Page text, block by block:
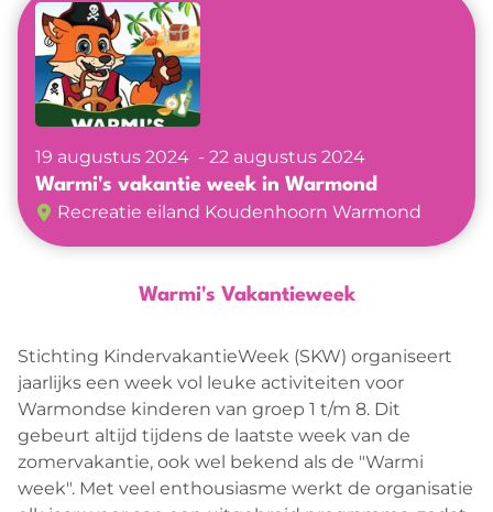
Nieuwkomers projecten
19 augustus 2024 22 augustus 2024
Warmi's vakantie week in Warmond
Recreatie eiland Koudenhoorn Warmond
Warmi's Vakantieweek
Stichting KindervakantieWeek (SKW) organiseert
jaarlijks een week vol leuke activiteiten voor
Warmondse kinderen van groep 1 t/m 8. Dit
gebeurt altijd tijdens de laatste week van de
zomervakantie, ook wel bekend als de "Warmi
week". Met veel enthousiasme werkt de organisatie